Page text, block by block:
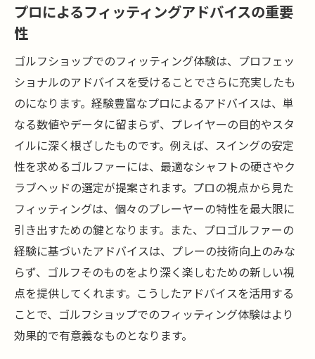
プロによるフィッティングアドバイスの重要
性
ゴルフショップでのフィッティング体験は、プロフェッ
ショナルのアドバイスを受けることでさらに充実したも
のになります。経験豊富なプロによるアドバイスは、単
なる数値やデータに留まらず、プレイヤーの目的やスタ
イルに深く根ざしたものです。例えば、スイングの安定
性を求めるゴルファーには、最適なシャフトの硬さやク
ラブヘッドの選定が提案されます。プロの視点から見た
フィッティングは、個々のプレーヤーの特性を最大限に
引き出すための鍵となります。また、プロゴルファーの
経験に基づいたアドバイスは、プレーの技術向上のみな
らず、ゴルフそのものをより深く楽しむための新しい視
点を提供してくれます。こうしたアドバイスを活用する
ことで、ゴルフショップでのフィッティング体験はより
効果的で有意義なものとなります。